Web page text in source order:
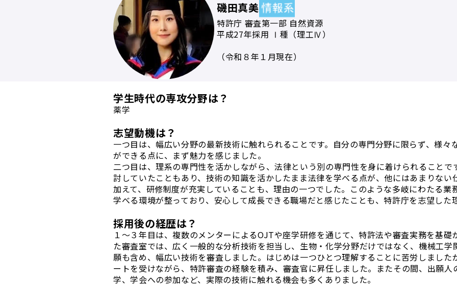
磯田真美
特許庁 審査第一部 自然資源
平成27年採用 Ⅰ種（理工Ⅳ）
（令和８年１月現在）
学生時代の専攻分野は？
薬学
志望動機は？
一つ目は、幅広い分野の最新技術に触れられることです。自分の専門分野に限らず、様々
ができる点に、まず魅力を感じました。
二つ目は、理系の専門性を活かしながら、法律という別の専門性を身に着けられることで
討していたこともあり、技術の知識を活かしたまま法律を学べる点が、他にはあまりな
加えて、研修制度が充実していることも、理由の一つでした。このような多岐にわたる業
学べる環境が整っており、安心して成長できる職場だと感じたことも、特許庁を志望した
採用後の経歴は？
１～３年目は、複数のメンターによるOJTや座学研修を通じて、特許法や審査実務を基
た審査室では、広く一般的な分析技術を担当し、生物・化学分野だけではなく、機械工
願も含め、幅広い技術を審査しました。はじめは一つひとつ理解することに苦労しまし
ートを受けながら、特許審査の経験を積み、審査官に昇任しました。またその間、出願
学、学会への参加など、実際の技術に触れる機会も多くありました。